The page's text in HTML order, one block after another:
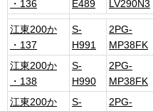
・136
E489
LV290N3
江東200か
・137
S-
H991
2PG-
MP38FK
江東200か
・138
S-
H990
2PG-
MP38FK
江東200か
S-
2PG-